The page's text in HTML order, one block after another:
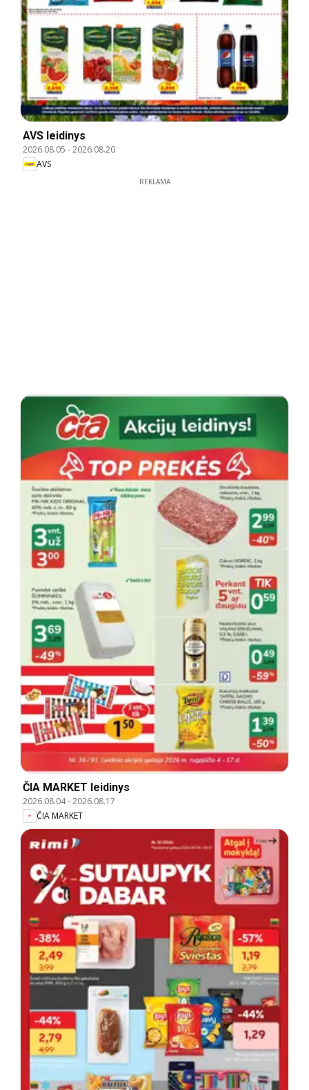
AVS leidinys
2026.08.05 -2026.08.20
AVS
REKLAMA
ČIA MARKET leidinys
2026.08.04-2026.08.17
ČIA MARKET